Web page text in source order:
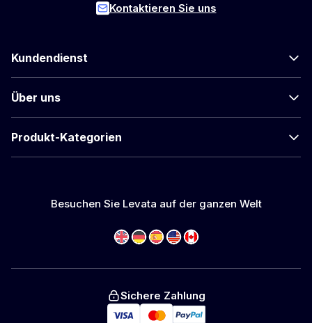
Kontaktieren Sie uns
Kundendienst
Über uns
Produkt-Kategorien
Besuchen Sie Levata auf der ganzen Welt
Sichere Zahlung